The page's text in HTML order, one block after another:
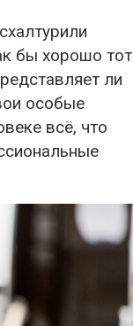
бы хорошо тот
ли
особые
всё, что